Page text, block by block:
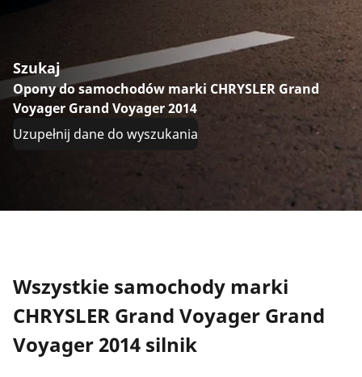
Szukaj
Opony do samochodów marki CHRYSLER Grand
Voyager Grand Voyager 2014
Uzupełnij dane do wyszukania
Wszystkie samochody marki
CHRYSLER Grand Voyager Grand
Voyager 2014 silnik